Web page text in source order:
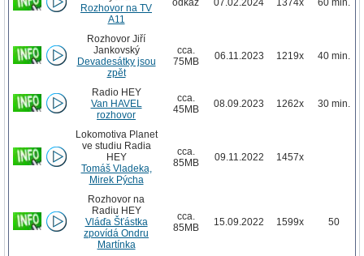
Rozhovor na TV
A11
odkaz 07.02.2024 1374x 60 min.
Rozhovor Jiří
Jankovský
Devadesátky jsou
zpět
cca.
75MB
06.11.2023 1219x 40 min.
Radio HEY
Van HAVEL
rozhovor
cca.
45MB
08.09.2023 1262x 30 min.
Lokomotiva Planet
ve studiu Radia
HEY
Tomáš Vladeka,
Mirek Pýcha
cca.
85MB
09.11.2022 1457x
Rozhovor na
Radiu HEY
Vláďa Šťástka
zpovídá Ondru
Martínka
cca.
85MB
15.09.2022 1599x 50